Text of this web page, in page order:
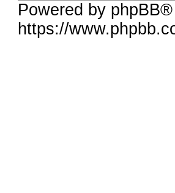
Powered by
https://